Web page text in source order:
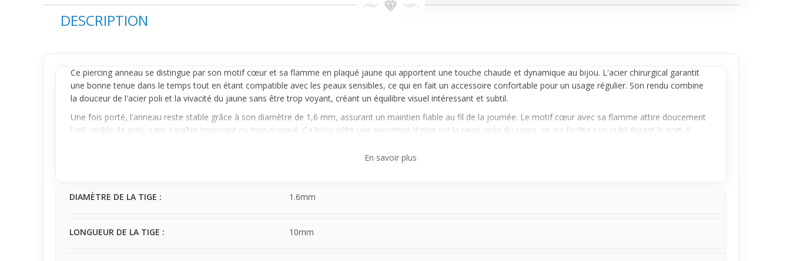
DESCRIPTION
Ce piercing anneau se distingue par son motif cœur et sa flamme en plaqué jaune qui apportent une touche chaude et dynamique au bijou. L'acier chirurgical garantit
une bonne tenue dans le temps tout en étant compatible avec les peaux sensibles, ce qui en fait un accessoire confortable pour un usage régulier. Son rendu combine
la douceur de l'acier poli et la vivacité du jaune sans être trop voyant, créant un équilibre visuel intéressant et subtil.
Une fois porté, l'anneau reste stable grâce à son diamètre de 1,6 mm, assurant un maintien fiable au fil de la journée. Le motif cœur avec sa flamme attire doucement
l'œil, visible de près, sans paraître imposant ou trop marqué. Ce bijou offre une sensation légère sur la peau, près du corps, ce qui facilite son oubli durant le port. Il
Idéal pour celles et ceux recherchant un bijou à la fois simple et avec un détail visuel original, cet anneau s'insère aisément dans différentes tenues quotidiennes,
En savoir plus
DIAMÈTRE DE LA TIGE : 1.6mm
LONGUEUR DE LA TIGE : 10mm